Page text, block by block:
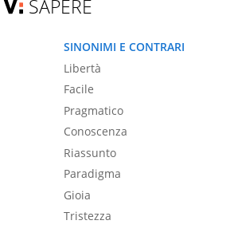
SAPERE
SINONIMI E CONTRARI
Libertà
Facile
Pragmatico
Conoscenza
Riassunto
Paradigma
Gioia
Tristezza